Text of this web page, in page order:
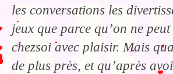
les conversations les
jeux que parce qu’on ne
chezsoi avec plaisir. Mais
de plus près, et qu’après